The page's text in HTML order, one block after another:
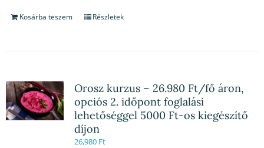
Kosárba teszem Részletek
Orosz kurzus – 26.980 Ft/fő áron,
opciós 2. időpont foglalási
lehetőséggel 5000 Ft-os kiegészítő
díjon
26,980 Ft